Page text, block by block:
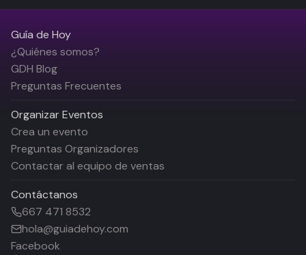
Guía de Hoy
¿Quiénes somos?
GDH Blog
Preguntas Frecuentes
Organizar Eventos
Crea un evento
Preguntas Organizadores
Contactar al equipo de ventas
Contáctanos
667 471 8532
hola@guiadehoy.com
Facebook